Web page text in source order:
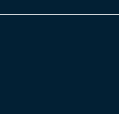
pp m